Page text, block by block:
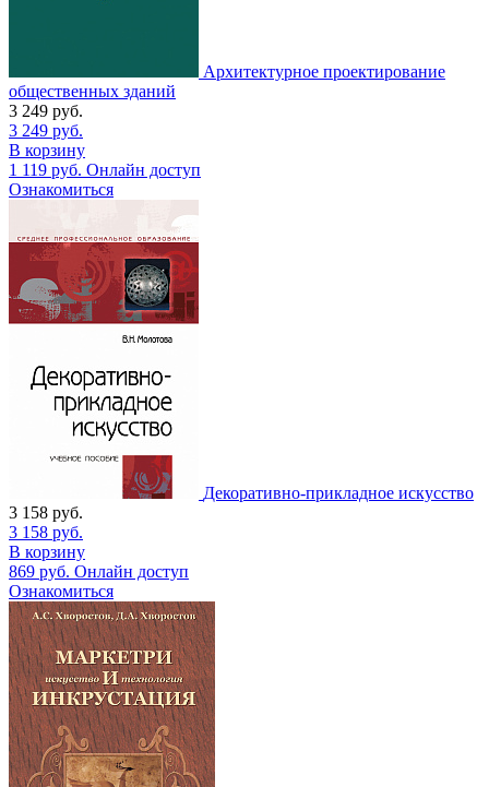
Архитектурное проектирование
общественных зданий
3 249 руб.
3 249 руб.
В корзину
1 119 руб. Онлайн доступ
Ознакомиться
Декоративно-прикладное искусство
3 158 руб.
3 158 руб.
В корзину
869 руб. Онлайн доступ
Ознакомиться